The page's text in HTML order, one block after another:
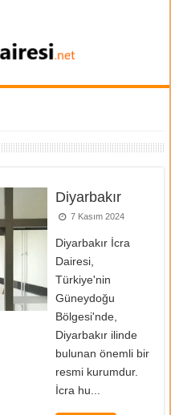
Diyarbakır
7 Kasım 2024
Diyarbakır İcra
Dairesi,
Türkiye'nin
Güneydoğu
Bölgesi'nde,
Diyarbakır ilinde
bulunan önemli bir
resmi kurumdur.
İcra hu...